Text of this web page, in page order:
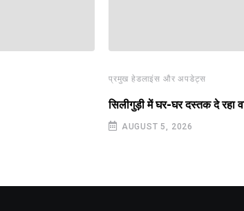
प्रमुख हेडलाइंस और अपडेट्स
सिलीगुड़ी में घर-घर दस्तक दे रहा
AUGUST 5, 2026